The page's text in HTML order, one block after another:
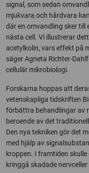
signal, som sedan
mjukvara och hårdvara
där en omvandling sker till
nästa cell. Vi illustrerar
acetylkolin, vars effekt på
säger Agneta Richter-
cellulär mikrobiologi.
Forskarna hoppas att
vetenskapliga tidskriften
förbättra behandlingar av
beroende av det
Den nya tekniken gör det
med hjälp av
kroppen. I framtiden
kringgå skadade